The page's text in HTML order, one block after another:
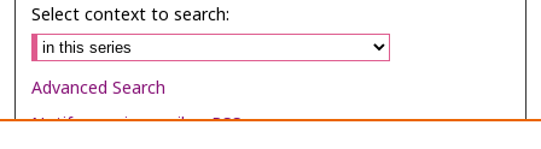
Select context to search:
Advanced Search
Notify me via email orRSS